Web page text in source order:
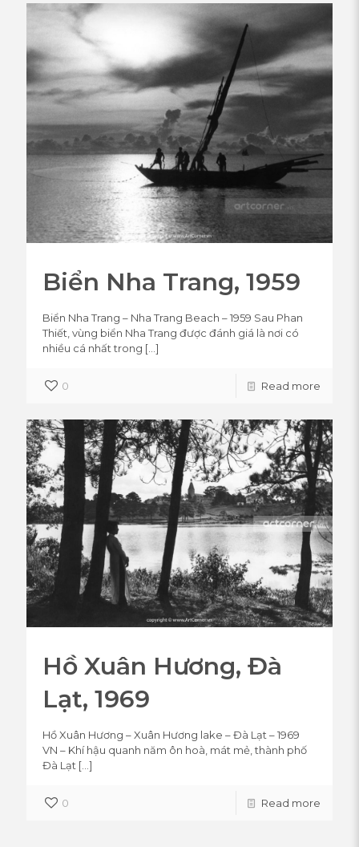
Biển Nha Trang, 1959
Biển Nha Trang – Nha Trang Beach – 1959 Sau Phan
Thiết, vùng biển Nha Trang được đánh giá là nơi có
nhiều cá nhất trong […]
0 Read more
Hồ Xuân Hương, Đà
Lạt, 1969
Hồ Xuân Hương – Xuân Hương lake – Đà Lạt – 1969
VN – Khí hậu quanh năm ôn hoà, mát mẻ, thành phố
Đà Lạt […]
0 Read more